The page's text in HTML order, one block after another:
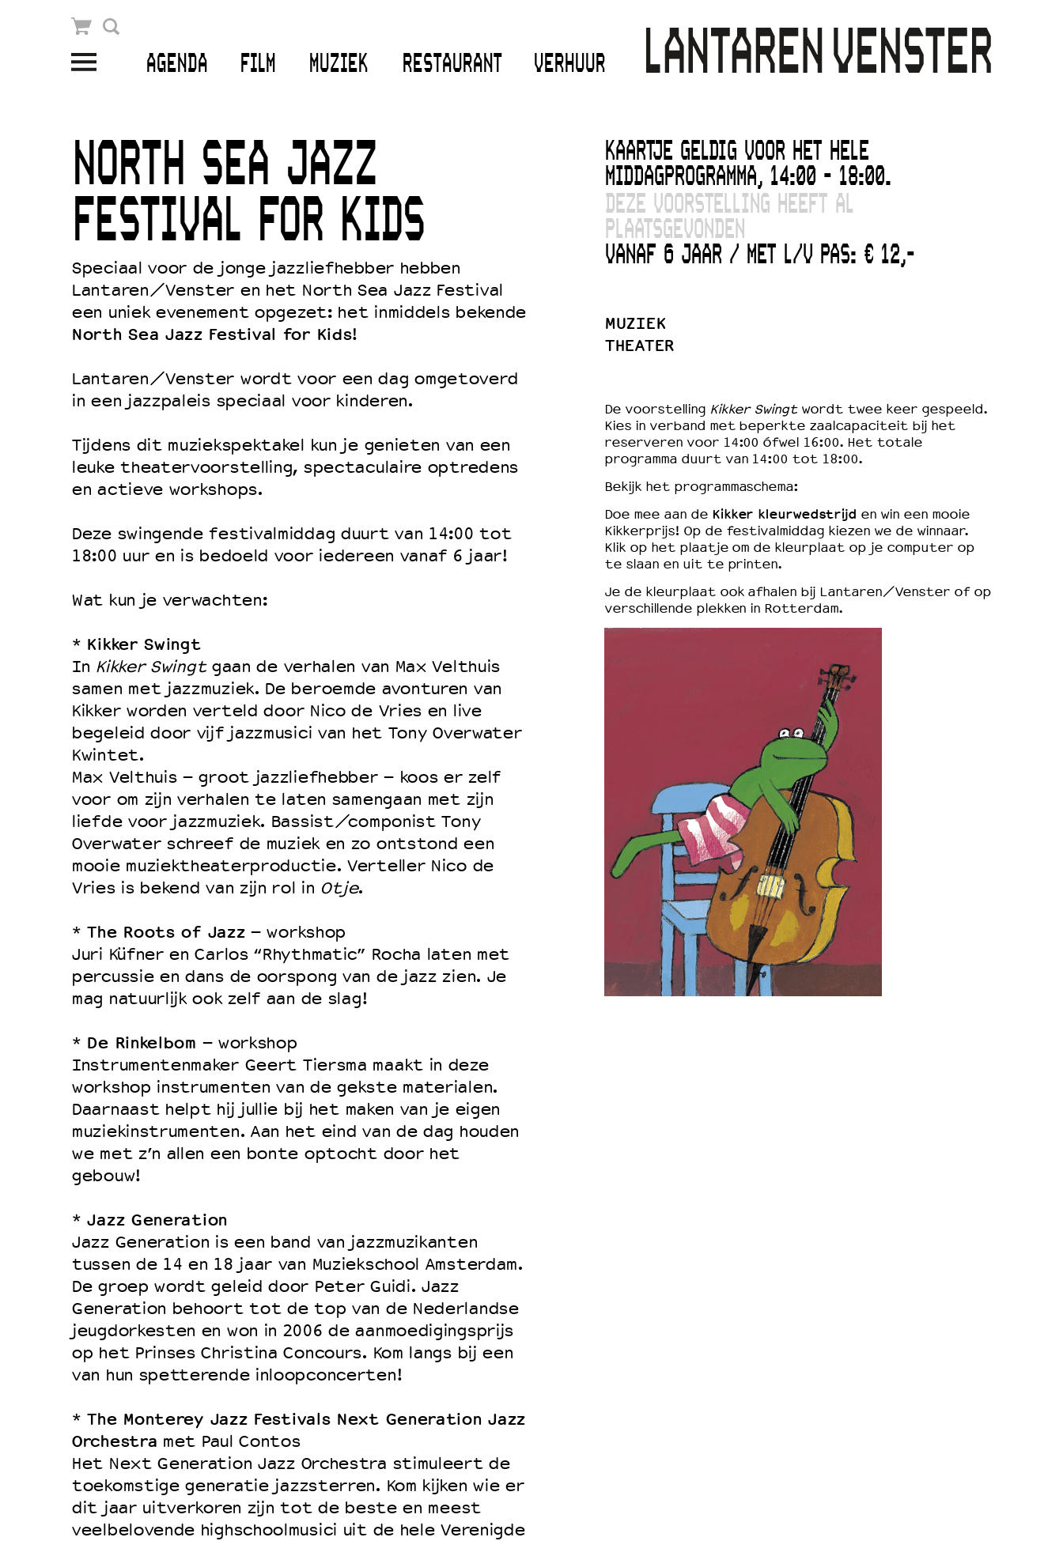
AGENDA FILM MUZIEK RESTAURANT VERHUUR
Winkelmandje
Openingstijden & contact
Bereikbaarheid
Kaartverkoop
EDUCATIE
Schoolvoorstellingen
Filmprogramma’s Primair Onderwijs
Speciale educatieprogramma’s
OVER LANTARENVENSTER
Wat we doen
Wie is wie
Word vriend
Historie
Huisregels
Privacyverklaring
Integriteits- en gedragscode
Duurzaamheid
Culturele boycot Israël
Ruimte voor artistieke vrijheid – VNPF
NORTH SEA JAZZ
FESTIVAL FOR KIDS
Speciaal voor de jonge jazzliefhebber hebben
Lantaren/Venster en het North Sea Jazz Festival
een uniek evenement opgezet: het inmiddels bekende
North Sea Jazz Festival for Kids!
Lantaren/Venster wordt voor een dag omgetoverd
in een jazzpaleis speciaal voor kinderen.
Tijdens dit muziekspektakel kun je genieten van een
leuke theatervoorstelling, spectaculaire optredens
en actieve workshops.
Deze swingende festivalmiddag duurt van 14:00 tot
18:00 uur en is bedoeld voor iedereen vanaf 6 jaar!
Wat kun je verwachten:
* Kikker Swingt
In Kikker Swingtgaan de verhalen van Max Velthuis
samen met jazzmuziek. De beroemde avonturen van
Kikker worden verteld door Nico de Vries en live
begeleid door vijf jazzmusici van het Tony Overwater
Kwintet.
Max Velthuis – groot jazzliefhebber – koos er zelf
voor om zijn verhalen te laten samengaan met zijn
liefde voor jazzmuziek. Bassist/componist Tony
Overwater schreef de muziek en zo ontstond een
mooie muziektheaterproductie. Verteller Nico de
Vries is bekend van zijn rol in Otje.
* The Roots of Jazz– workshop
Juri Küfner en Carlos “Rhythmatic” Rocha laten met
percussie en dans de oorspong van de jazz zien. Je
mag natuurlijk ook zelf aan de slag!
* De Rinkelbom – workshop
Instrumentenmaker Geert Tiersma maakt in deze
workshop instrumenten van de gekste materialen.
Daarnaast helpt hij jullie bij het maken van je eigen
muziekinstrumenten. Aan het eind van de dag houden
we met z’n allen een bonte optocht door het
gebouw!
* Jazz Generation
Jazz Generation is een band van jazzmuzikanten
tussen de 14 en 18 jaar van Muziekschool Amsterdam.
De groep wordt geleid door Peter Guidi. Jazz
Generation behoort tot de top van de Nederlandse
jeugdorkesten en won in 2006 de aanmoedigingsprijs
op het Prinses Christina Concours. Kom langs bij een
van hun spetterende inloopconcerten!
* The Monterey Jazz Festivals Next Generation Jazz
Orchestra met Paul Contos
Het Next Generation Jazz Orchestra stimuleert de
toekomstige generatie jazzsterren. Kom kijken wie er
dit jaar uitverkoren zijn tot de beste en meest
veelbelovende highschoolmusici uit de hele Verenigde
KAARTJE GELDIG VOOR HET HELE
MIDDAGPROGRAMMA, 14:00 - 18:00.
DEZE VOORSTELLING HEEFT AL
PLAATSGEVONDEN
VANAF 6 JAAR / MET L/V PAS: € 12,-
MUZIEK
THEATER
De voorstelling Kikker Swingtwordt twee keer gespeeld.
Kies in verband met beperkte zaalcapaciteit bij het
reserveren voor 14:00 ófwel 16:00. Het totale
programma duurt van 14:00 tot 18:00.
Bekijk het programmaschema:
Doe mee aan de Kikker kleurwedstrijd en win een mooie
Kikkerprijs! Op de festivalmiddag kiezen we de winnaar.
Klik op het plaatje om de kleurplaat op je computer op
te slaan en uit te printen.
Je de kleurplaat ook afhalen bij Lantaren/Venster of op
verschillende plekken in Rotterdam.